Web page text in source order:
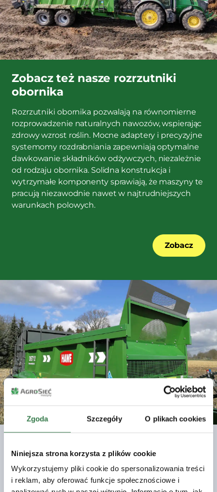
Zgoda Szczegóły O plikach cookies
Niniejsza strona korzysta z plików cookie
Wykorzystujemy pliki cookie do spersonalizowania treści
i reklam, aby oferować funkcje społecznościowe i
Zobacz też nasze rozrzutniki
obornika
Rozrzutniki obornika pozwalają na równomierne
rozprowadzenie naturalnych nawozów, wspierając
zdrowy wzrost roślin. Mocne adaptery i precyzyjne
systemomy rozdrabniania zapewniają optymalne
dawkowanie składników odżywczych, niezależnie
od rodzaju obornika. Solidna konstrukcja i
wytrzymałe komponenty sprawiają, że maszyny te
pracują niezawodnie nawet w najtrudniejszych
warunkach polowych.
Zobacz
jednoosiowych
Rozrzutniki jednoosiowe to kompaktowe, ale
niezwykle wydajne maszyny, które ułatwiają